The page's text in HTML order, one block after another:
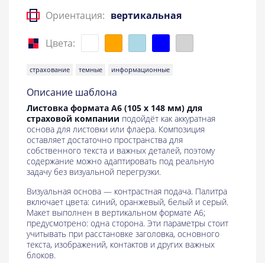
Ориентация: вертикальная
Цвета:
страхование темные информационные
Описание шаблона
Листовка формата A6 (105 x 148 мм) для
страховой компании подойдёт как аккуратная
основа для листовки или флаера. Композиция
оставляет достаточно пространства для
собственного текста и важных деталей, поэтому
содержание можно адаптировать под реальную
задачу без визуальной перегрузки.
Визуальная основа — контрастная подача. Палитра
включает цвета: синий, оранжевый, белый и серый.
Макет выполнен в вертикальном формате A6;
предусмотрено: одна сторона. Эти параметры стоит
учитывать при расстановке заголовка, основного
текста, изображений, контактов и других важных
блоков.